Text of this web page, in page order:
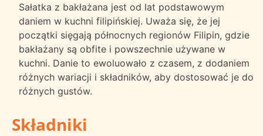
Sałatka z bakłażana jest od lat podstawowym
daniem w kuchni filipińskiej. Uważa się, że jej
początki sięgają północnych regionów Filipin, gdzie
bakłażany są obfite i powszechnie używane w
kuchni. Danie to ewoluowało z czasem, z dodaniem
różnych wariacji i składników, aby dostosować je do
różnych gustów.
Składniki